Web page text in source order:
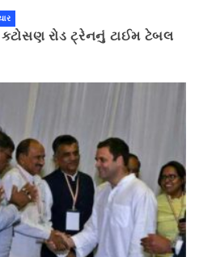
રોડ ટ્રેનનું ટાઈમ ટેબલ